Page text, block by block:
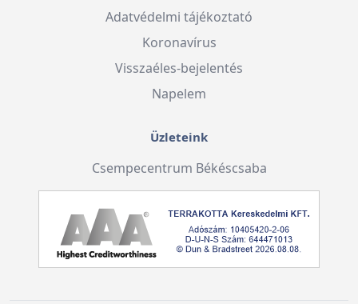
Adatvédelmi tájékoztató
Koronavírus
Visszaéles-bejelentés
Napelem
Üzleteink
Csempecentrum Békéscsaba